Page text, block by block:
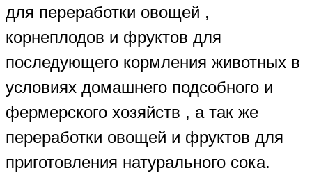
для переработки овощей ,
корнеплодов и фруктов для
последующего кормления животных в
условиях домашнего подсобного и
фермерского хозяйств , а так же
переработки овощей и фруктов для
приготовления натурального сока.